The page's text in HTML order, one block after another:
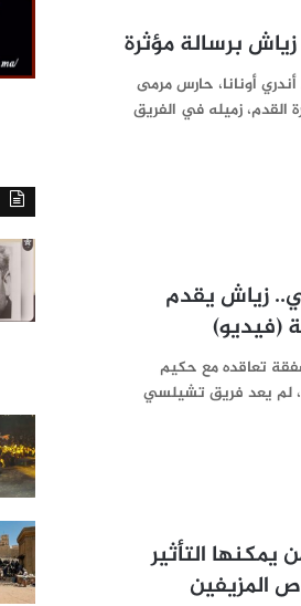
برسالة مؤثرة
أونانا، حارس مرمى
القدم، زميله في الفريق
زياش يقدم
(فيديو)
تعاقده مع حكيم
لم يعد فريق تشيلسي
التأثير
المزيفين